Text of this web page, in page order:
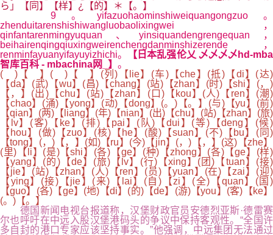
ら」【同】【样】¿【的】＊【。】
9。yifazuohaominshiweiquangongzuo。
zhenduitarenshishiwangluobaolixingwei，
qinfantarenmingyuquan、yinsiquandengrengequan，
beihairenqingqiuxingweirenchengdanminshizerende，
renminfayuanyifayuyizhichi。
【日本乱强伦乂 乄乄乄乄hd-mba
智库百科 - mbachina网_】 。
( )【 】( )【 】(列)【lie】(车)【che】(抵)【di】(达)
【da】(武)【wu】(昌)【chang】(站)【zhan】(时)【shi】(，)
【，】(出)【chu】(站)【zhan】(口)【kou】(人)【ren】(潮)
【chao】(涌)【yong】(动)【dong】(。)【。】(与)【yu】(前)
【qian】(两)【liang】(年)【nian】(出)【chu】(站)【zhan】(旅)
【lv】(客)【ke】(排)【pai】(队)【dui】(等)【deng】(候)
【hou】(做)【zuo】(核)【he】(酸)【suan】(不)【bu】(同)
【tong】(，)【，】(如)【ru】(今)【jin】(，)【，】(这)【zhe】
(里)【li】(是)【shi】(各)【ge】(种)【zhong】(各)【ge】(样)
【yang】(的)【de】(旅)【lv】(行)【xing】(团)【tuan】(接)
【jie】(站)【zhan】(人)【ren】(员)【yuan】(在)【zai】(迎)
【ying】(接)【jie】(来)【lai】(自)【zi】(全)【quan】(国)
【guo】(各)【ge】(地)【di】(的)【de】(游)【you】(客)【ke】
(。)【。】
德国新闻电视台报道称，汉堡财政官员安德烈亚斯·德雷赛
尔也呼吁在中远入股汉堡港码头的争议中保持客观性。“全国许
多自封的港口专家应该坚持事实。”他强调，中远集团无法通过